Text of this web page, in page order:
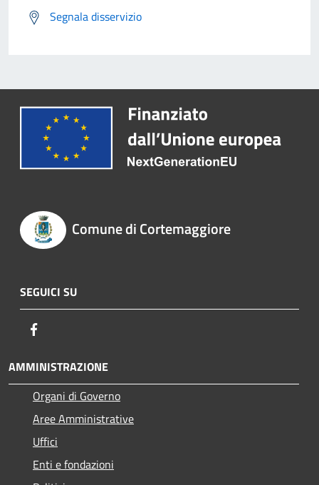
Segnala disservizio
Comune di Cortemaggiore
SEGUICI SU
AMMINISTRAZIONE
Organi di Governo
Aree Amministrative
Uffici
Enti e fondazioni